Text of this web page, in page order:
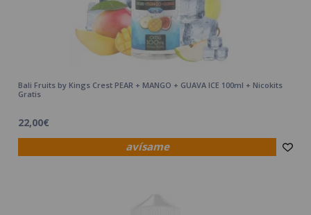
avísame
Bali Fruits by Kings Crest PEAR + MANGO + GUAVA ICE 100ml + Nicokits
Gratis
22,00€